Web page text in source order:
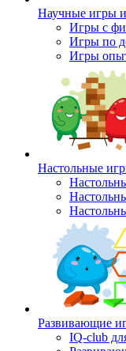
Научные игры
Игры с
Игры по
Игры
Настольные
Развивающие
IQ-club